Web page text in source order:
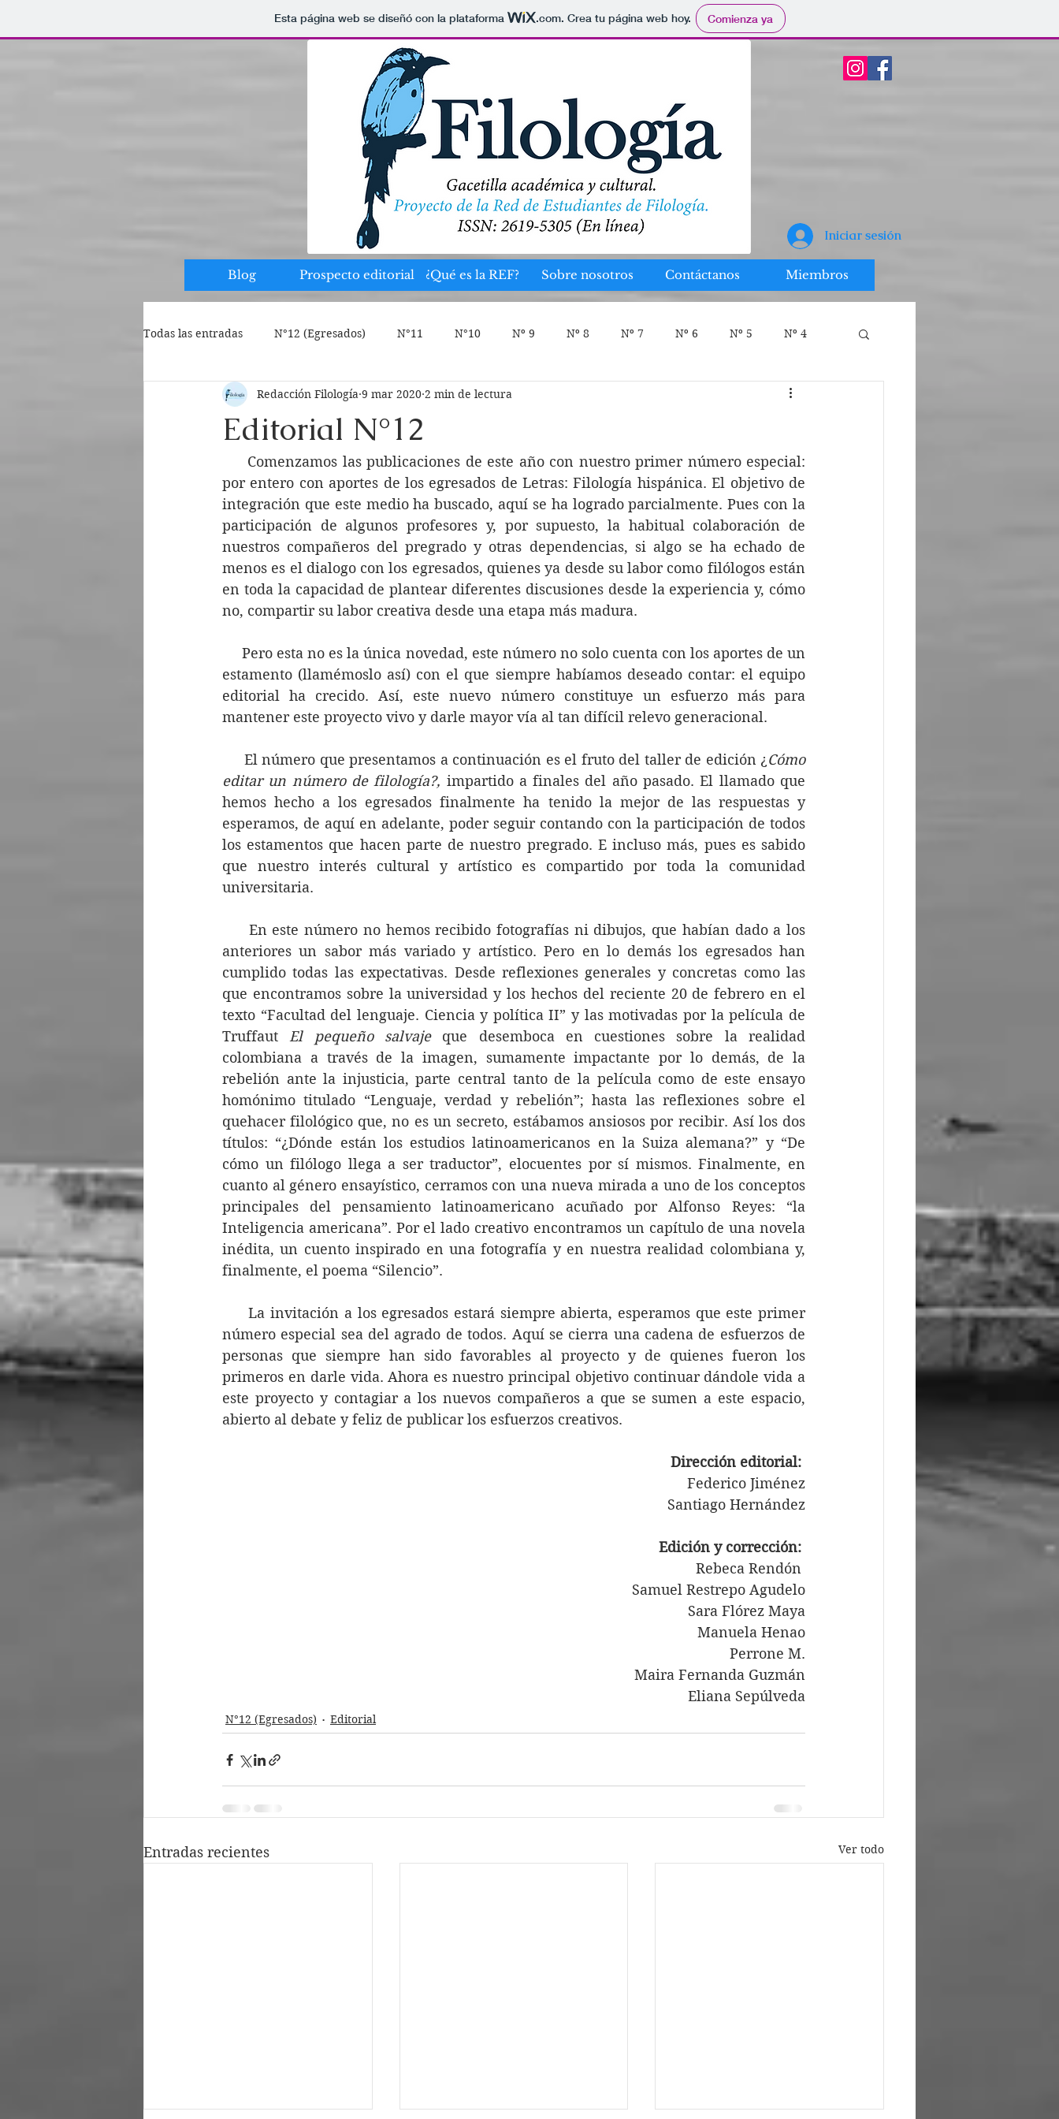
Esta página web se diseñó con la plataforma .com. Crea tu página web hoy. Comienza ya
Iniciar sesión
Blog Prospecto editorial ¿Qué es la REF? Sobre nosotros Contáctanos Miembros
Todas las entradas N°12 (Egresados) N°11 N°10 Nº 9 Nº 8 Nº 7 Nº 6 Nº 5 Nº 4
Nº 2 Nº 1 Editorial Vida del pregrado Piezas gráficas
Lectura recomendada Traducción Opinión Ensayo
Editorial N°12
Redacción Filología 9 mar 2020 2 min de lectura
Comenzamos las publicaciones de este año con nuestro primer número especial:
por entero con aportes de los egresados de Letras: Filología hispánica. El objetivo de
integración que este medio ha buscado, aquí se ha logrado parcialmente. Pues con la
participación de algunos profesores y, por supuesto, la habitual colaboración de
nuestros compañeros del pregrado y otras dependencias, si algo se ha echado de
menos es el dialogo con los egresados, quienes ya desde su labor como filólogos están
en toda la capacidad de plantear diferentes discusiones desde la experiencia y, cómo
no, compartir su labor creativa desde una etapa más madura.
Pero esta no es la única novedad, este número no solo cuenta con los aportes de un
estamento (llamémoslo así) con el que siempre habíamos deseado contar: el equipo
editorial ha crecido. Así, este nuevo número constituye un esfuerzo más para
mantener este proyecto vivo y darle mayor vía al tan difícil relevo generacional.
El número que presentamos a continuación es el fruto del taller de edición ¿ Cómo
editar un número de filología?, impartido a finales del año pasado. El llamado que
hemos hecho a los egresados finalmente ha tenido la mejor de las respuestas y
esperamos, de aquí en adelante, poder seguir contando con la participación de todos
los estamentos que hacen parte de nuestro pregrado. E incluso más, pues es sabido
que nuestro interés cultural y artístico es compartido por toda la comunidad
universitaria.
En este número no hemos recibido fotografías ni dibujos, que habían dado a los
anteriores un sabor más variado y artístico. Pero en lo demás los egresados han
cumplido todas las expectativas. Desde reflexiones generales y concretas como las
que encontramos sobre la universidad y los hechos del reciente 20 de febrero en el
texto “Facultad del lenguaje. Ciencia y política II” y las motivadas por la película de
Truffaut El pequeño salvaje que desemboca en cuestiones sobre la realidad
colombiana a través de la imagen, sumamente impactante por lo demás, de la
rebelión ante la injusticia, parte central tanto de la película como de este ensayo
homónimo titulado “Lenguaje, verdad y rebelión”; hasta las reflexiones sobre el
quehacer filológico que, no es un secreto, estábamos ansiosos por recibir. Así los dos
títulos: “¿Dónde están los estudios latinoamericanos en la Suiza alemana?” y “De
cómo un filólogo llega a ser traductor”, elocuentes por sí mismos. Finalmente, en
cuanto al género ensayístico, cerramos con una nueva mirada a uno de los conceptos
principales del pensamiento latinoamericano acuñado por Alfonso Reyes: “la
Inteligencia americana”. Por el lado creativo encontramos un capítulo de una novela
inédita, un cuento inspirado en una fotografía y en nuestra realidad colombiana y,
finalmente, el poema “Silencio”.
La invitación a los egresados estará siempre abierta, esperamos que este primer
número especial sea del agrado de todos. Aquí se cierra una cadena de esfuerzos de
personas que siempre han sido favorables al proyecto y de quienes fueron los
primeros en darle vida. Ahora es nuestro principal objetivo continuar dándole vida a
este proyecto y contagiar a los nuevos compañeros a que se sumen a este espacio,
abierto al debate y feliz de publicar los esfuerzos creativos.
Dirección editorial:
Federico Jiménez
Santiago Hernández
Edición y corrección:
Rebeca Rendón
Samuel Restrepo Agudelo
Sara Flórez Maya
Manuela Henao
Perrone M.
Maira Fernanda Guzmán
Eliana Sepúlveda
N°12 (Egresados) Editorial
Entradas recientes Ver todo